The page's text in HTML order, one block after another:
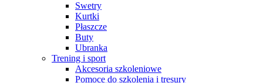
Swetry
Kurtki
Płaszcze
Buty
Ubranka
Trening i sport
Akcesoria szkoleniowe
Pomoce do szkolenia i tresury